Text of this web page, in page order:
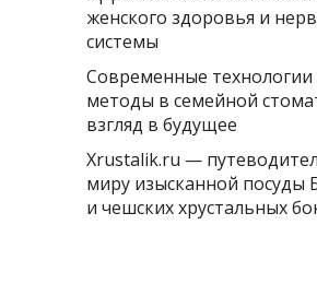
женского здоровья и
системы
Современные технологии
методы в семейной
взгляд в будущее
Xrustalik.ru —
миру изысканной посуды
и чешских хрустальных